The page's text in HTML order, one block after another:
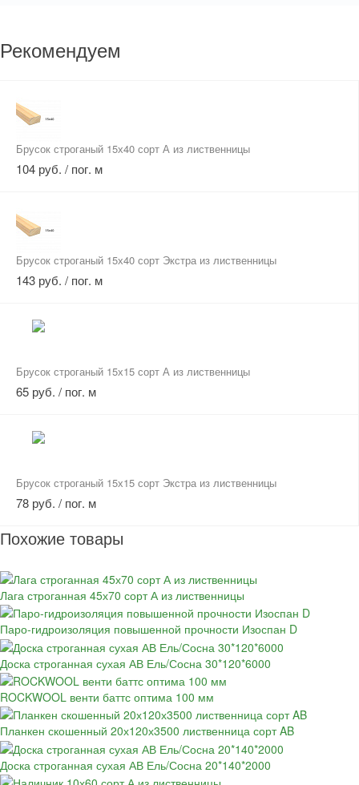
Рекомендуем
Брусок строганый 15х40 сорт А из лиственницы
104 руб. / пог. м
Брусок строганый 15х40 сорт Экстра из лиственницы
143 руб. / пог. м
Брусок строганый 15х15 сорт А из лиственницы
65 руб. / пог. м
Брусок строганый 15х15 сорт Экстра из лиственницы
78 руб. / пог. м
Похожие товары
Лага строганная 45х70 сорт А из лиственницы
Паро-гидроизоляция повышенной прочности Изоспан D
Доска строганная сухая АВ Ель/Сосна 30*120*6000
ROCKWOOL венти баттс оптима 100 мм
Планкен скошенный 20х120х3500 лиственница сорт AB
Доска строганная сухая АВ Ель/Сосна 20*140*2000